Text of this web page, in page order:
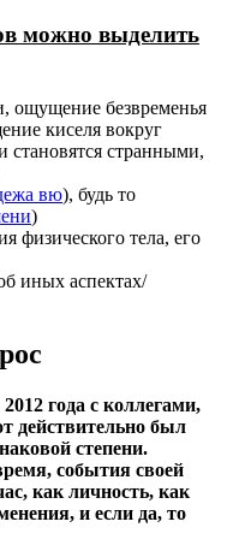
можно выделить
ощущение безвременья
киселя вокруг
становятся странными,
вю), будь то
)
физического тела, его
иных аспектах/
года с коллегами,
действительно был
степени.
события своей
как личность, как
и если да, то